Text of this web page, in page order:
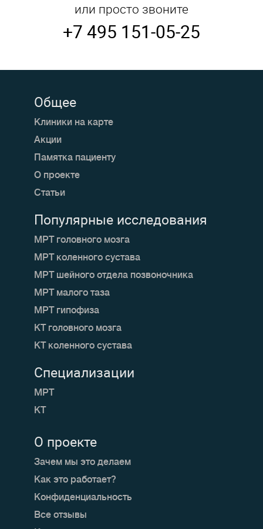
или просто звоните
+7 495 151-05-25
О проекте
Зачем мы это делаем
Как это работает?
Конфиденциальность
Все отзывы
Общее
Клиники на карте
Акции
Памятка пациенту
О проекте
Статьи
Специализации
МРТ
КТ
Популярные исследования
МРТ головного мозга
МРТ коленного сустава
МРТ шейного отдела позвоночника
МРТ малого таза
МРТ гипофиза
КТ головного мозга
КТ коленного сустава